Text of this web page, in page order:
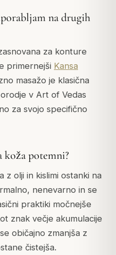
na drugih
za konture
primernejši Kansa
masažo je klasična
orodje v Art of Vedas
za svojo specifično
koža potemni?
z olji in kislimi ostanki na
nenevarno in se
praktiki močnejše
znak večje akumulacije
običajno zmanjša z
čistejša.